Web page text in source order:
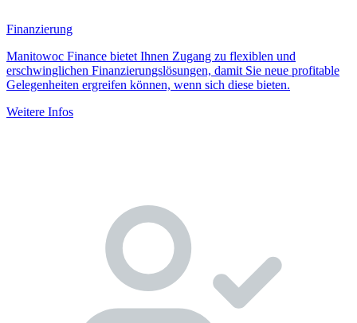
Finanzierung
Manitowoc Finance bietet Ihnen Zugang zu flexiblen und
erschwinglichen Finanzierungslösungen, damit Sie neue profitable
Gelegenheiten ergreifen können, wenn sich diese bieten.
Weitere Infos